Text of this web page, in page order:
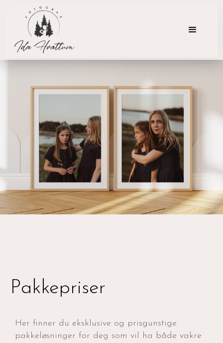
Pakkepriser
Her finner du eksklusive og prisgunstige
pakkeløsninger for deg som vil ha både vakre